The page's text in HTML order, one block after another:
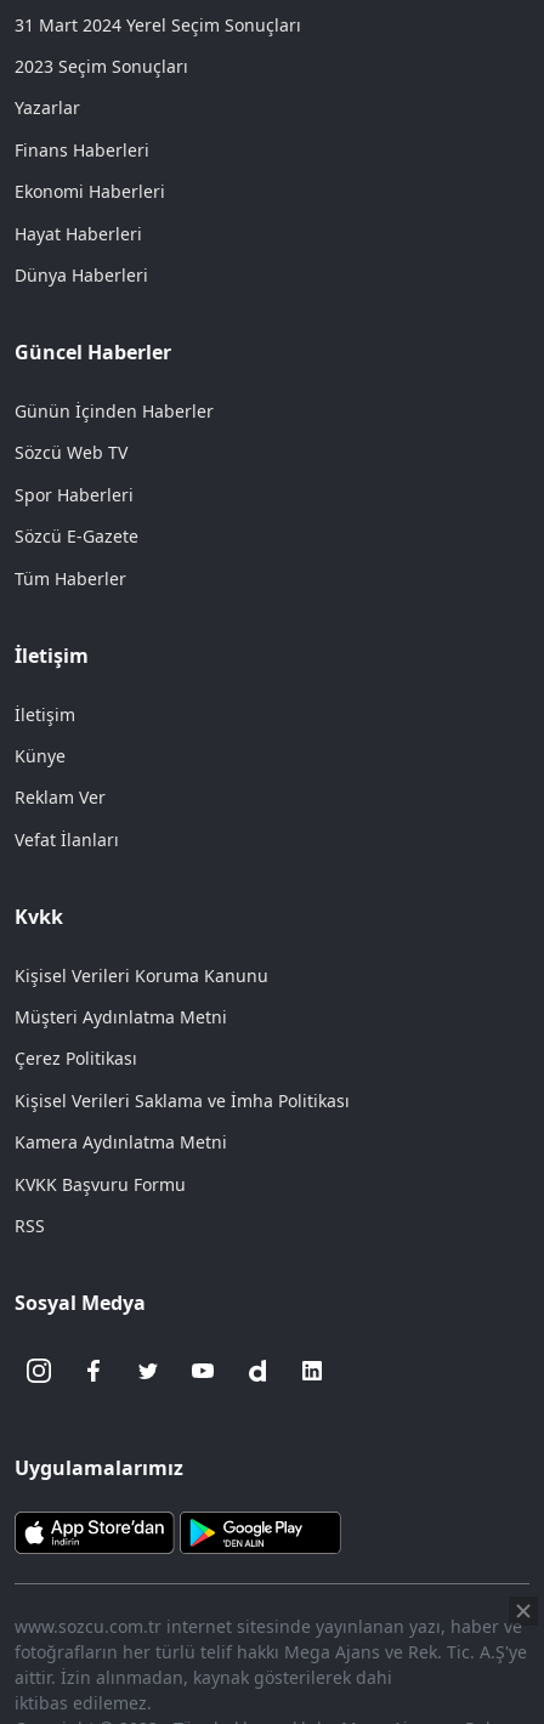
31 Mart 2024 Yerel Seçim Sonuçları
2023 Seçim Sonuçları
Yazarlar
Finans Haberleri
Ekonomi Haberleri
Hayat Haberleri
Dünya Haberleri
Güncel Haberler
Günün İçinden Haberler
Sözcü Web TV
Spor Haberleri
Sözcü E-Gazete
Tüm Haberler
İletişim
İletişim
Künye
Reklam Ver
Vefat İlanları
Kvkk
Kişisel Verileri Koruma Kanunu
Müşteri Aydınlatma Metni
Çerez Politikası
Kişisel Verileri Saklama ve İmha Politikası
Kamera Aydınlatma Metni
KVKK Başvuru Formu
RSS
Sosyal Medya
Uygulamalarımız
www.sozcu.com.tr internet sitesinde yayınlanan yazı, haber ve
fotoğrafların her türlü telif hakkı Mega Ajans ve Rek. Tic. A.Ş'ye
aittir. İzin alınmadan, kaynak gösterilerek dahi
iktibas edilemez.